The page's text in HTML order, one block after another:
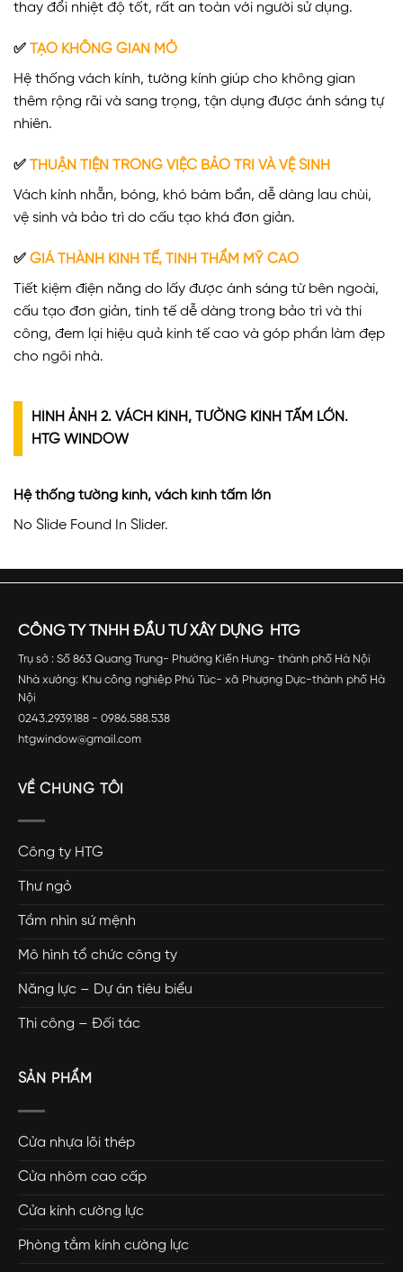
thay đổi nhiệt độ tốt, rất an toàn với người sử dụng.
✅ TẠO KHÔNG GIAN MỞ
Hệ thống vách kính, tường kính giúp cho không gian
thêm rộng rãi và sang trọng, tận dụng được ánh sáng tự
nhiên.
✅ THUẬN TIỆN TRONG VIỆC BẢO TRÌ VÀ VỆ SINH
Vách kính nhẵn, bóng, khó bám bẩn, dễ dàng lau chùi,
vệ sinh và bảo trì do cấu tạo khá đơn giản.
✅ GIÁ THÀNH KINH TẾ, TÍNH THẨM MỸ CAO
Tiết kiệm điện năng do lấy được ánh sáng từ bên ngoài,
cấu tạo đơn giản, tinh tế dễ dàng trong bảo trì và thi
công, đem lại hiệu quả kinh tế cao và góp phần làm đẹp
cho ngôi nhà.
HÌNH ẢNH 2. VÁCH KÍNH, TƯỜNG KÍNH TẤM LỚN.
HTG WINDOW
Hệ thống tường kính, vách kính tấm lớn
No Slide Found In Slider.
CÔNG TY TNHH ĐẦU TƯ XÂY DỰNG HTG
Trụ sở : Số 863 Quang Trung- Phường Kiến Hưng- thành phố Hà Nội
Nhà xưởng: Khu công nghiêp Phú Túc- xã Phượng Dực-thành phố Hà
Nội
0243.2939.188 - 0986.588.538
htgwindow@gmail.com
VỀ CHÚNG TÔI
Công ty HTG
Thư ngỏ
Tầm nhìn sứ mệnh
Mô hình tổ chức công ty
Năng lực – Dự án tiêu biểu
Thi công – Đối tác
SẢN PHẨM
Cửa nhựa lõi thép
Cửa nhôm cao cấp
Cửa kính cường lực
Phòng tắm kính cường lực